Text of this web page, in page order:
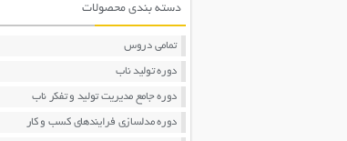
دسته بندی محصولات
تمامی دروس
دوره تولید ناب
دوره جامع مدیریت تولید و تفکر ناب
دوره مدلسازی فرایندهای کسب و کار